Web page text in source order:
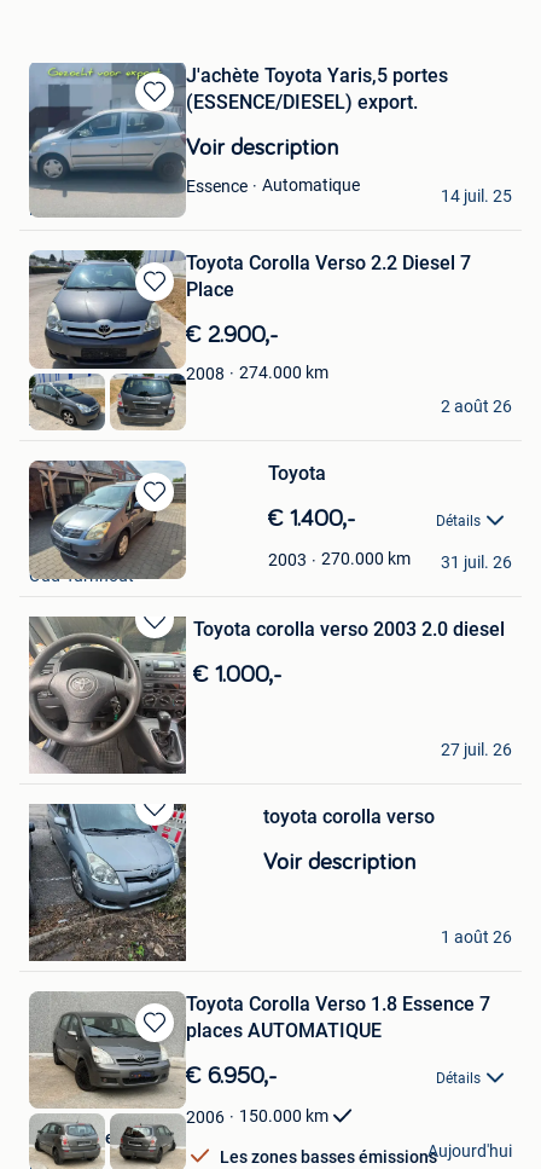
Sauvegarder
dans
Mes
Favoris
J'achète Toyota Yaris,5 portes
(ESSENCE/DIESEL) export.
Voir description
Essence Automatique
Absun
Ruisbroek
14 juil. 25
Sauvegarder
dans
Mes
Favoris
Toyota Corolla Verso 2.2 Diesel 7
Place
€ 2.900,-
2008 274.000 km
Fabian
Ath
2 août 26
Sauvegarder
dans
Mes
Favoris
Toyota
€ 1.400,- Détails
2003 270.000 km
Dirk
Oud-Turnhout
31 juil. 26
Sauvegarder
dans
Mes
Favoris
Toyota corolla verso 2003 2.0 diesel
€ 1.000,-
Jefrey
Meerhout
27 juil. 26
Sauvegarder
dans
Mes
Favoris
toyota corolla verso
Voir description
xhignesse
Seraing
1 août 26
Sauvegarder
dans
Mes
Favoris
Toyota Corolla Verso 1.8 Essence 7
places AUTOMATIQUE
€ 6.950,- Détails
2006 150.000 km
Les zones basses émissions
Arm-Concept
Hekelgem
Aujourd'hui